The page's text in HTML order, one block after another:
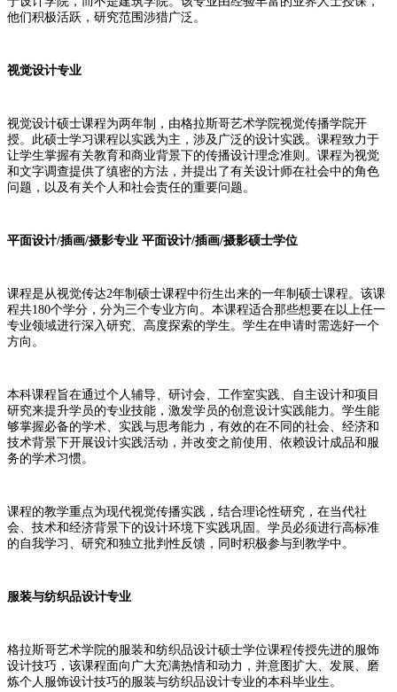
他们积极活跃，研究范围涉猎广泛。
视觉设计专业
视觉设计硕士课程为两年制，由格拉斯哥艺术学院视觉传播学院开
授。此硕士学习课程以实践为主，涉及广泛的设计实践。课程致力于
让学生掌握有关教育和商业背景下的传播设计理念准则。课程为视觉
和文字调查提供了缜密的方法，并提出了有关设计师在社会中的角色
问题，以及有关个人和社会责任的重要问题。
平面设计/插画/摄影专业 平面设计/插画/摄影硕士学位
课程是从视觉传达2年制硕士课程中衍生出来的一年制硕士课程。该课
程共180个学分，分为三个专业方向。本课程适合那些想要在以上任一
专业领域进行深入研究、高度探索的学生。学生在申请时需选好一个
方向。
本科课程旨在通过个人辅导、研讨会、工作室实践、自主设计和项目
研究来提升学员的专业技能，激发学员的创意设计实践能力。学生能
够掌握必备的学术、实践与思考能力，有效的在不同的社会、经济和
技术背景下开展设计实践活动，并改变之前使用、依赖设计成品和服
务的学术习惯。
课程的教学重点为现代视觉传播实践，结合理论性研究，在当代社
会、技术和经济背景下的设计环境下实践巩固。学员必须进行高标准
的自我学习、研究和独立批判性反馈，同时积极参与到教学中。
服装与纺织品设计专业
格拉斯哥艺术学院的服装和纺织品设计硕士学位课程传授先进的服饰
设计技巧，该课程面向广大充满热情和动力，并意图扩大、发展、磨
炼个人服饰设计技巧的服装与纺织品设计专业的本科毕业生。